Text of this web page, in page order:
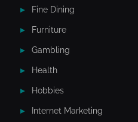
Fine Dining
Furniture
Gambling
Health
Hobbies
Internet Marketing